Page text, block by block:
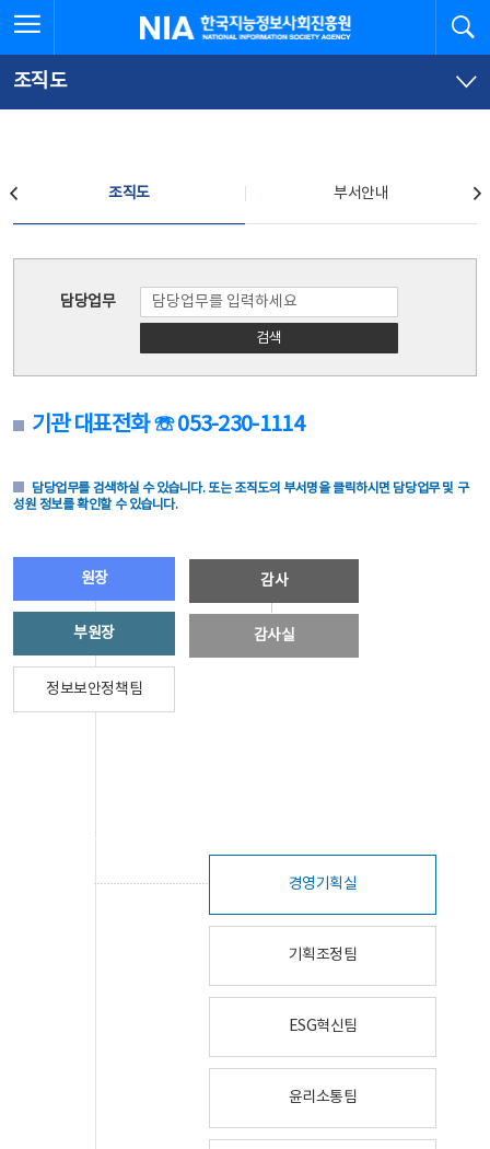
문
로
가
체
뉴
바
가
한국지능정보사회진흥원
조직도
조직도 부서안내
담당업무
검색
기관 대표전화 ☏ 053-230-1114
담당업무를 검색하실 수 있습니다. 또는 조직도의 부서명을 클릭하시면 담당업무 및 구
성원 정보를 확인할 수 있습니다.
원장
부원장
정보보안정책팀
감사
감사실
경영기획실
기획조정팀
ESG혁신팀
윤리소통팀